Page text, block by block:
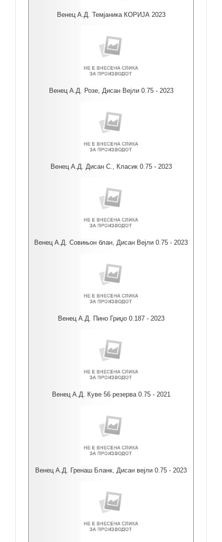
Венец А.Д. Темјаника КОРИЈА 2023
Венец А.Д. Розе, Дисан Вејли 0.75 - 2023
Венец А.Д. Дисан С., Класик 0.75 - 2023
Венец А.Д. Совињон блан, Дисан Вејли 0.75 - 2023
Венец А.Д. Пино Гриџо 0.187 - 2023
Венец А.Д. Куве 56 резерва 0.75 - 2021
Венец А.Д. Гренаш Бланк, Дисан вејли 0.75 - 2023